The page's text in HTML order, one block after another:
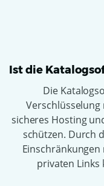
Ist die
Die
sicheres Hosting
schützen. Durch
privaten Links